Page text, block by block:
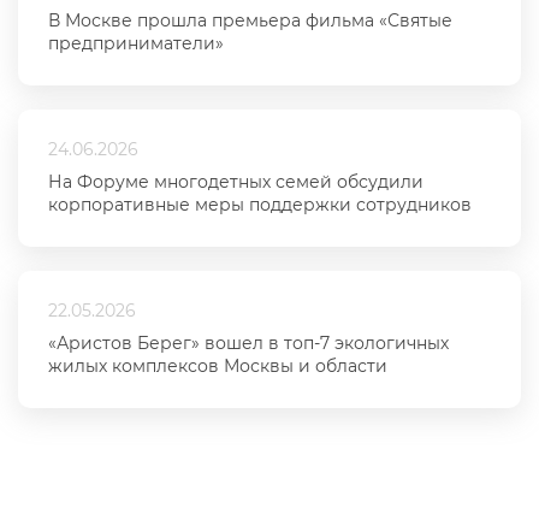
В Москве прошла премьера фильма «Святые
предприниматели»
24.06.2026
На Форуме многодетных семей обсудили
корпоративные меры поддержки сотрудников
22.05.2026
«Аристов Берег» вошел в топ-7 экологичных
жилых комплексов Москвы и области